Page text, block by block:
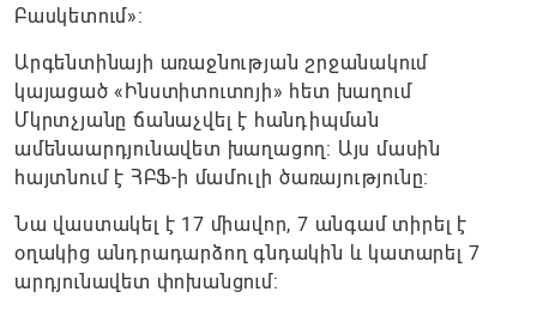
Բասկետում»:
Արգենտինայի առաջնության շրջանակում
կայացած «Ինստիտուտոյի» հետ խաղում
Մկրտչյանը ճանաչվել է հանդիպման
ամենաարդյունավետ խաղացող: Այս մասին
հայտնում է ՀԲՖ-ի մամուլի ծառայությունը։
Նա վաստակել է 17 միավոր, 7 անգամ տիրել է
օղակից անդրադարձող գնդակին և կատարել 7
արդյունավետ փոխանցում: